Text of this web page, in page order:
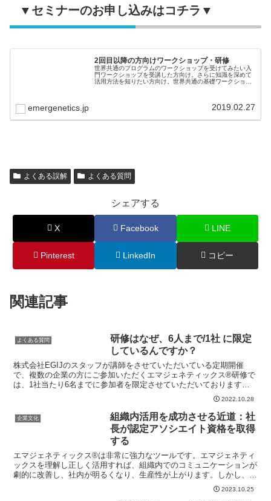
▼セミナーのお申し込みはコチラ▼
2回目以降の方向けワークショップ・研修
世界共通のプログラムのワークショップを受けてみたい入
門ワークショップを受講した方向け。さらに知識を深めて
活用方法を知りたい方向け。世界共通の基礎ワークショッ
emergenetics.jp 2019.02.27
よくある誤解 よくある質問
シェアする
X Facebook LINE
Pinterest LinkedIn コピー
関連記事
よくある質問
研修はなぜ、6人まで/1社 に限定
しているんですか？
株式会社EGIJのスタッフが講師をさせていただいている定期開催
で、複数の企業の方にご参加いただくエマジェネティックス®研修で
は、1社当たり6名までに参加者を限定させていただいております。
これは次のような理由があります。ナチュラルな自分を出し...2022.10.28
企業文化
組織内活用を成功させる近道：社
長が認定アソシエイト資格を取得
する
エマジェネティックス®は非常に強力なツールです。エマジェネティ
ックスを理解し正しく活用すれば、組織内でのコミュニケーションが
劇的に改善し、社内が明るくなり、生産性が上がります。しかし、非
常に強力なツールであるが故に、使い方を間違うと組織に大...2023.10.25